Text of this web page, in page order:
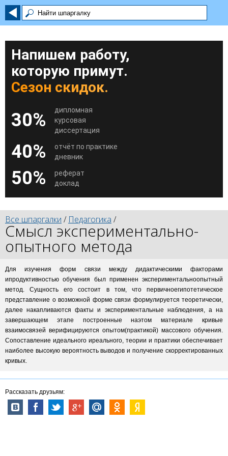
Напишем работу,
которую примут.
Сезон скидок.
30%
дипломная
курсовая
диссертация
40%
отчёт по практике
дневник
50%
реферат
доклад
Все шпаргалки / Педагогика /
Смысл экспериментально-
опытного метода
Для изучения форм связи между дидактическими факторами
ипродуктивностью обучения был применен экспериментальноопытный
метод. Сущность его состоит в том, что первичноегипотетическое
представление о возможной форме связи формулируется теоретически,
далее накапливаются факты и экспериментальные наблюдения, а на
завершающем этапе построенные наэтом материале кривые
взаимосвязей верифицируются опытом(практикой) массового обучения.
Сопоставление идеального иреального, теории и практики обеспечивает
наиболее высокую вероятность выводов и получение скорректированных
кривых.
Рассказать друзьям: